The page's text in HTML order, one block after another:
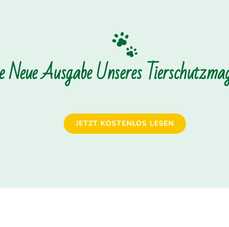
Ausgabe Unseres
JETZT KOSTENLOS LESEN